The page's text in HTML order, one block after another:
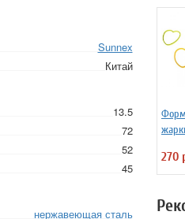
Sunnex
Китай
13.5
72
52
45
нержавеющая сталь
270